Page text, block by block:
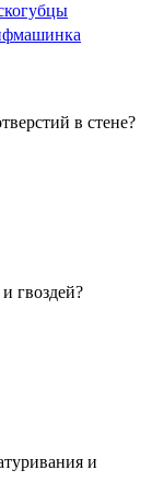
в стене?
гвоздей?
и